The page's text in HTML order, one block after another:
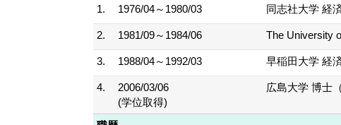
1.
1976/04～1980/03 同志社大学 経
2. 1981/09～1984/06 The University
3. 1988/04～1992/03 早稲田大学 経
4.
2006/03/06
(学位取得)
広島大学 博士